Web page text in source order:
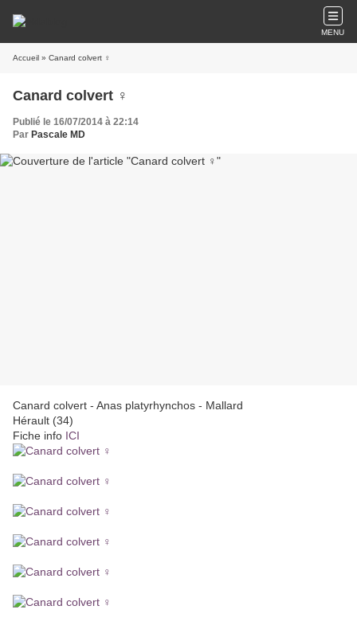
MENU
Accueil » Canard colvert ♀
Canard colvert ♀
Publié le 16/07/2014 à 22:14
Par Pascale MD
Canard colvert - Anas platyrhynchos - Mallard
Hérault (34)
Fiche info ICI